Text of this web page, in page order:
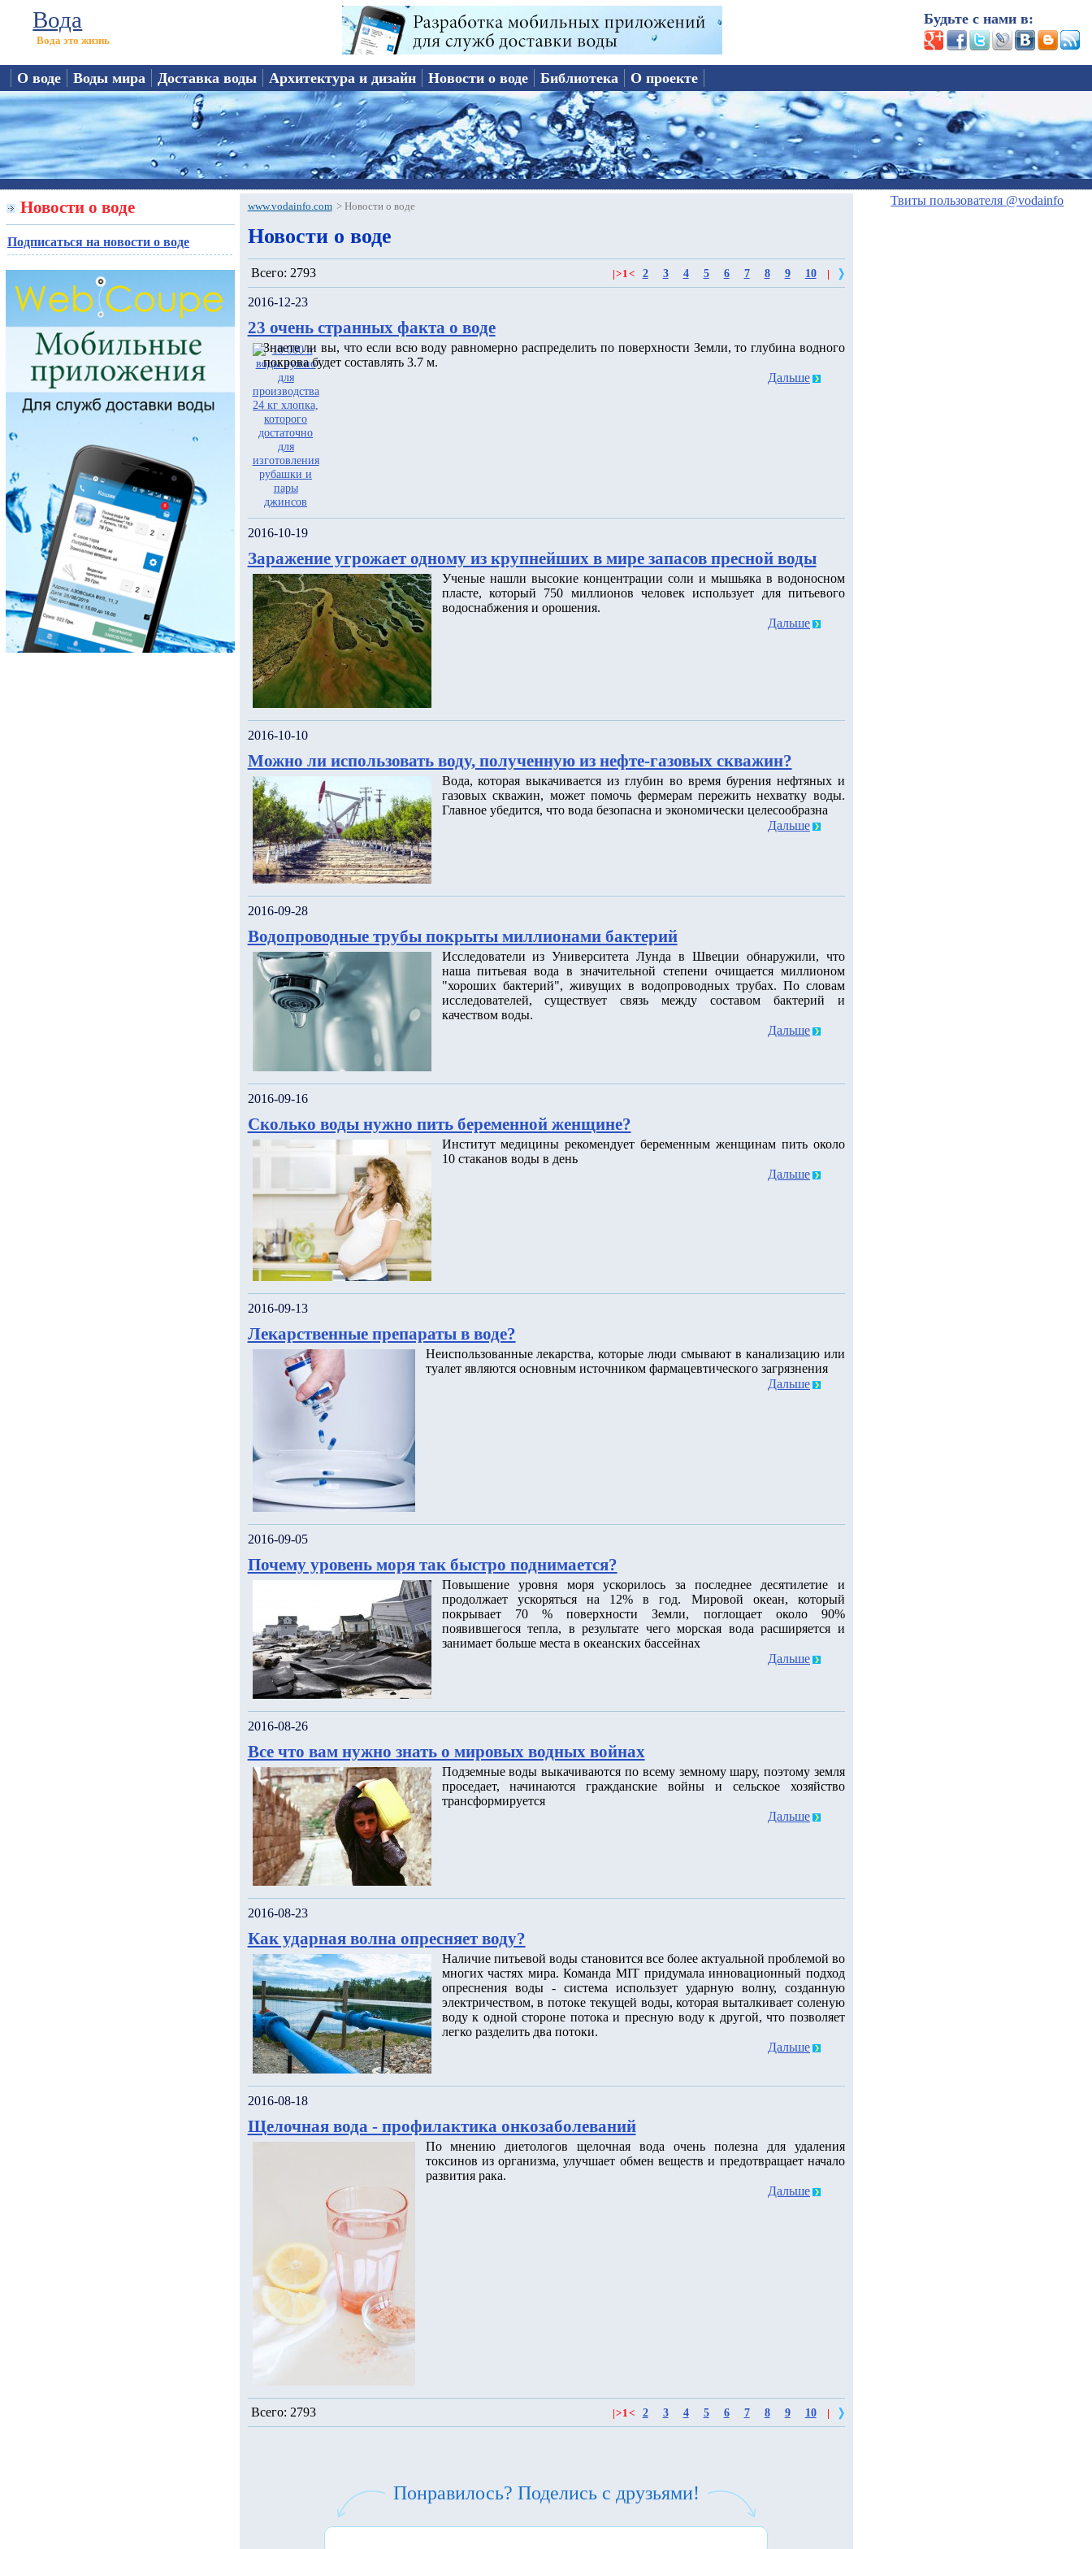
Вода
Вода это жизнь
Будьте с нами в:
О воде Воды мира Доставка воды Архитектура и дизайн Новости о воде Библиотека О проекте
Новости о воде
Подписаться на новости о воде
www.vodainfo.com > Новости о воде
Новости о воде
Всего: 2793 >1< 2 3 4 5 6 7 8 9 10
2016-12-23
23 очень странных факта о воде
Знаете ли вы, что если всю воду равномерно распределить по поверхности Земли, то глубина водного
покрова будет составлять 3.7 м.
Дальше
2016-10-19
Заражение угрожает одному из крупнейших в мире запасов пресной воды
Ученые нашли высокие концентрации соли и мышьяка в водоносном
пласте, который 750 миллионов человек использует для питьевого
водоснабжения и орошения.
Дальше
2016-10-10
Можно ли использовать воду, полученную из нефте-газовых скважин?
Вода, которая выкачивается из глубин во время бурения нефтяных и
газовых скважин, может помочь фермерам пережить нехватку воды.
Главное убедится, что вода безопасна и экономически целесообразна
Дальше
2016-09-28
Водопроводные трубы покрыты миллионами бактерий
Исследователи из Университета Лунда в Швеции обнаружили, что
наша питьевая вода в значительной степени очищается миллионом
"хороших бактерий", живущих в водопроводных трубах. По словам
исследователей, существует связь между составом бактерий и
качеством воды.
Дальше
2016-09-16
Сколько воды нужно пить беременной женщине?
Институт медицины рекомендует беременным женщинам пить около
10 стаканов воды в день
Дальше
2016-09-13
Лекарственные препараты в воде?
Неиспользованные лекарства, которые люди смывают в канализацию или
туалет являются основным источником фармацевтического загрязнения
Дальше
2016-09-05
Почему уровень моря так быстро поднимается?
Повышение уровня моря ускорилось за последнее десятилетие и
продолжает ускоряться на 12% в год. Мировой океан, который
покрывает 70 % поверхности Земли, поглощает около 90%
появившегося тепла, в результате чего морская вода расширяется и
занимает больше места в океанских бассейнах
Дальше
2016-08-26
Все что вам нужно знать о мировых водных войнах
Подземные воды выкачиваются по всему земному шару, поэтому земля
проседает, начинаются гражданские войны и сельское хозяйство
трансформируется
Дальше
2016-08-23
Как ударная волна опресняет воду?
Наличие питьевой воды становится все более актуальной проблемой во
многих частях мира. Команда MIT придумала инновационный подход
опреснения воды - система использует ударную волну, созданную
электричеством, в потоке текущей воды, которая выталкивает соленую
воду к одной стороне потока и пресную воду к другой, что позволяет
легко разделить два потоки.
Дальше
2016-08-18
Щелочная вода - профилактика онкозаболеваний
По мнению диетологов щелочная вода очень полезна для удаления
токсинов из организма, улучшает обмен веществ и предотвращает начало
развития рака.
Дальше
Всего: 2793 >1< 2 3 4 5 6 7 8 9 10
Понравилось? Поделись с друзьями!
Твиты пользователя @vodainfo